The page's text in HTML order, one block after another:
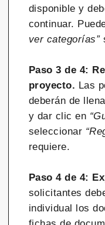
disponible y
continuar.
ver categorías”
Paso 3 de 4:
proyecto. Las
deberán de
y dar clic en
seleccionar
requiere.
Paso 4 de 4:
solicitantes
individual los